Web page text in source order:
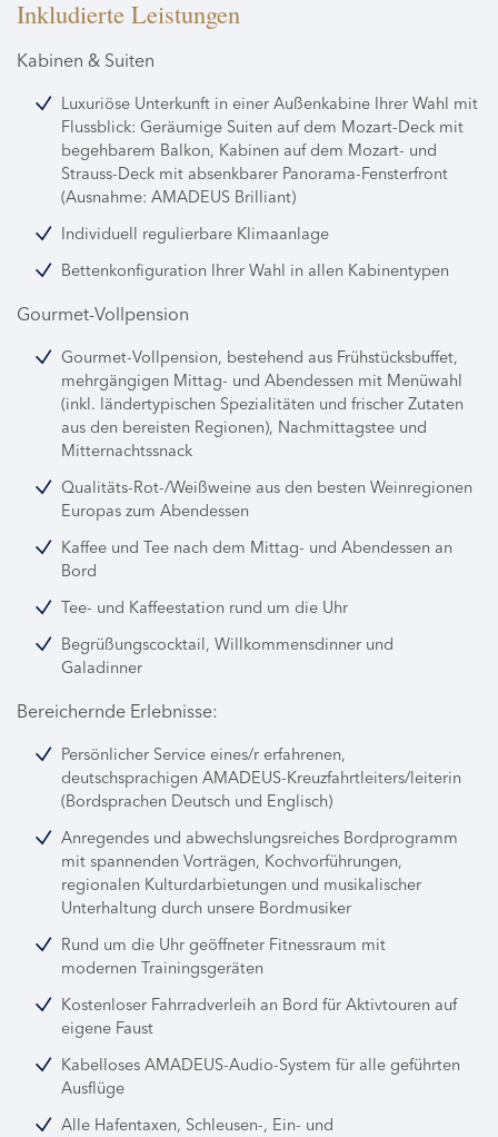
Inkludierte Leistungen
Kabinen & Suiten
Luxuriöse Unterkunft in einer Außenkabine Ihrer Wahl mit
Flussblick: Geräumige Suiten auf dem Mozart-Deck mit
begehbarem Balkon, Kabinen auf dem Mozart- und
Strauss-Deck mit absenkbarer Panorama-Fensterfront
(Ausnahme: AMADEUS Brilliant)
Individuell regulierbare Klimaanlage
Bettenkonfiguration Ihrer Wahl in allen Kabinentypen
Gourmet-Vollpension
Gourmet-Vollpension, bestehend aus Frühstücksbuffet,
mehrgängigen Mittag- und Abendessen mit Menüwahl
(inkl. ländertypischen Spezialitäten und frischer Zutaten
aus den bereisten Regionen), Nachmittagstee und
Mitternachtssnack
Qualitäts-Rot-/Weißweine aus den besten Weinregionen
Europas zum Abendessen
Kaffee und Tee nach dem Mittag- und Abendessen an
Bord
Tee- und Kaffeestation rund um die Uhr
Begrüßungscocktail, Willkommensdinner und
Galadinner
Bereichernde Erlebnisse:
Persönlicher Service eines/r erfahrenen,
deutschsprachigen AMADEUS-Kreuzfahrtleiters/leiterin
(Bordsprachen Deutsch und Englisch)
Anregendes und abwechslungsreiches Bordprogramm
mit spannenden Vorträgen, Kochvorführungen,
regionalen Kulturdarbietungen und musikalischer
Unterhaltung durch unsere Bordmusiker
Rund um die Uhr geöffneter Fitnessraum mit
modernen Trainingsgeräten
Kostenloser Fahrradverleih an Bord für Aktivtouren auf
eigene Faust
Kabelloses AMADEUS-Audio-System für alle geführten
Ausflüge
Alle Hafentaxen, Schleusen-, Ein- und